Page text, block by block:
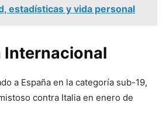
estadísticas y vida personal
Internacional
a España en la categoría sub-19,
contra Italia en enero de